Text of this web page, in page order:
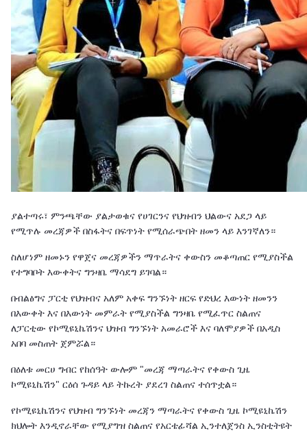
ያልተጣሩ፣ ምንጫቸው ያልታወቁና የሀገርንና የህዝብን ህልውና አደጋ ላይ
የሚጥሉ መረጃዎች በስፋትና በፍጥነት የሚሰራጭበት ዘመን ላይ እንገኛለን።
ስለሆነም ዘመኑን የዋጀና መረጃዎችን ማጥራትና ቀውስን መቆጣጠር የሚያስችል
የተግባቦት እውቀትና ግንዛቤ ማሳደግ ይገባል።
በብልፅግና ፓርቲ የህዝብና አለም አቀፍ ግንኙነት ዘርፍ የድህረ እውነት ዘመንን
በእውቀት እና በእውነት መምራት የሚያስችል ግንዛቤ የሚፈጥር ስልጠና
ለፓርቲው የኮሚዩኒኬሽንና ህዝብ ግንኙነት አመራሮች እና ባለሞያዎች በአዲስ
አበባ መስጠት ጀምሯል።
በዕለቱ መርሀ ግብር የከሰዓት ውሎም "መረጃ ማጣራትና የቀውስ ጊዜ
ኮሚዩኒኬሽን" ርዕሰ ጉዳይ ላይ ትኩረት ያደረገ ስልጠና ተሰጥቷል።
የኮሚዩኒኬሽንና የህዝብ ግንኙነት መረጃን ማጣራትና የቀውስ ጊዜ ኮሚዩኒኬሽን
ክህሎት እንዲኖራቸው የሚያግዝ ስልጠና የአርቴፊሻል ኢንተለጀንስ ኢንስቲትዩት